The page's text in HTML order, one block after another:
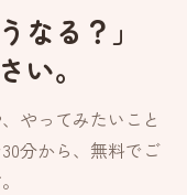
なる？」
い。
やってみたいこと
分から、無料でご